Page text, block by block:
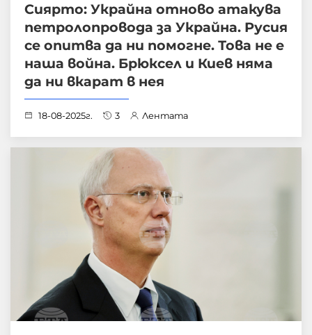
Сиярто: Украйна отново атакува
петролопровода за Украйна. Русия
се опитва да ни помогне. Това не е
наша война. Брюксел и Киев няма
да ни вкарат в нея
18-08-2025г. 3 Лентата